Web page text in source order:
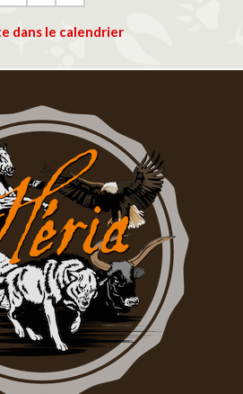
dans le calendrier